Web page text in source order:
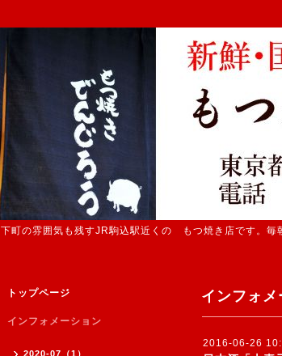
下町の雰囲気も残すJR駒込駅近くの もつ焼き店です。毎
インフォメ
2016-06-26
トップページ
インフォメーション
2020-07（1）